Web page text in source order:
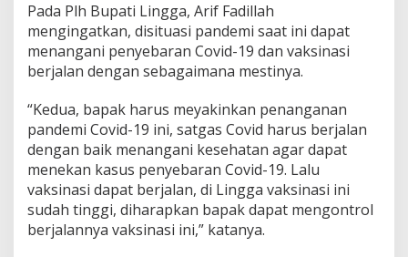
Pada Plh Bupati Lingga, Arif Fadillah
mengingatkan, disituasi pandemi saat ini dapat
menangani penyebaran Covid-19 dan vaksinasi
berjalan dengan sebagaimana mestinya.
“Kedua, bapak harus meyakinkan penanganan
pandemi Covid-19 ini, satgas Covid harus berjalan
dengan baik menangani kesehatan agar dapat
menekan kasus penyebaran Covid-19. Lalu
vaksinasi dapat berjalan, di Lingga vaksinasi ini
sudah tinggi, diharapkan bapak dapat mengontrol
berjalannya vaksinasi ini,” katanya.